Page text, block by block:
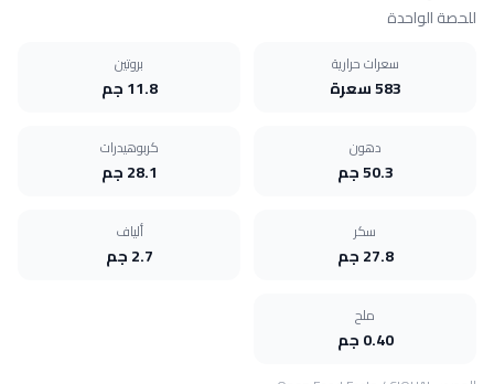
للحصة الواحدة
سعرات حرارية
583 سعرة
بروتين
11.8 جم
دهون
50.3 جم
كربوهيدرات
28.1 جم
سكر
27.8 جم
ألياف
2.7 جم
ملح
0.40 جم